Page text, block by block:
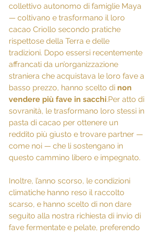
collettivo autonomo di famiglie Maya
— coltivano e trasformano il loro
cacao Criollo secondo pratiche
rispettose della Terra e delle
tradizioni. Dopo essersi recentemente
affrancati da un’organizzazione
straniera che acquistava le loro fave a
basso prezzo, hanno scelto di non
vendere più fave in sacchi.Per atto di
sovranità, le trasformano loro stessi in
pasta di cacao per ottenere un
reddito più giusto e trovare partner —
come noi — che li sostengano in
questo cammino libero e impegnato.
Inoltre, l’anno scorso, le condizioni
climatiche hanno reso il raccolto
scarso, e hanno scelto di non dare
seguito alla nostra richiesta di invio di
fave fermentate e pelate, preferendo